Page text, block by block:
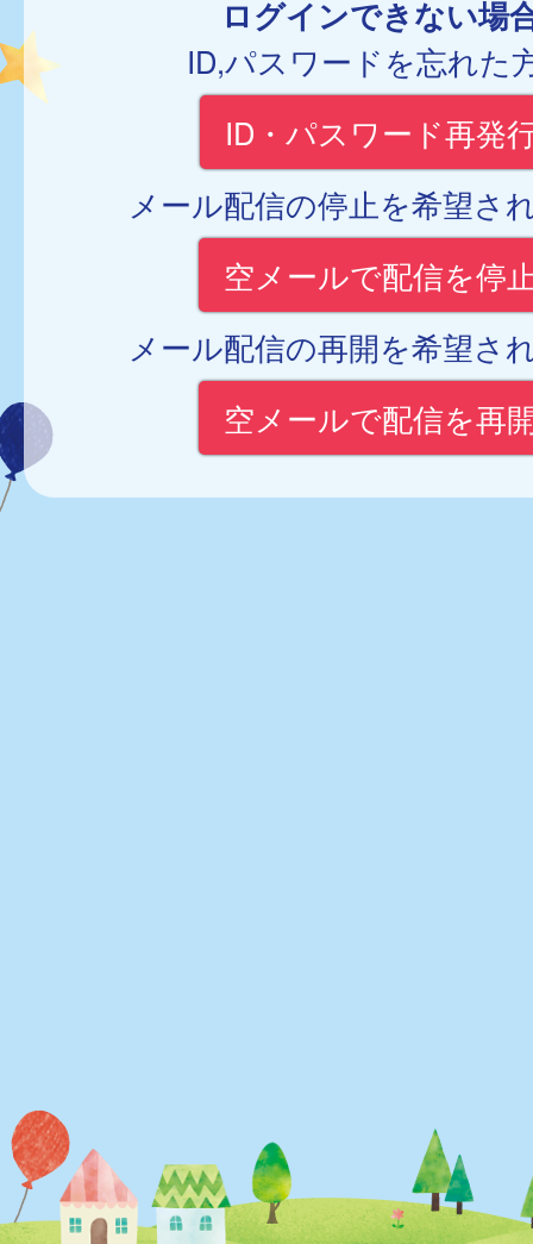
ログインできない場
ID,パスワードを忘れた
ID・パスワード再発
メール配信の停止を希望さ
空メールで配信を停
メール配信の再開を希望さ
空メールで配信を再